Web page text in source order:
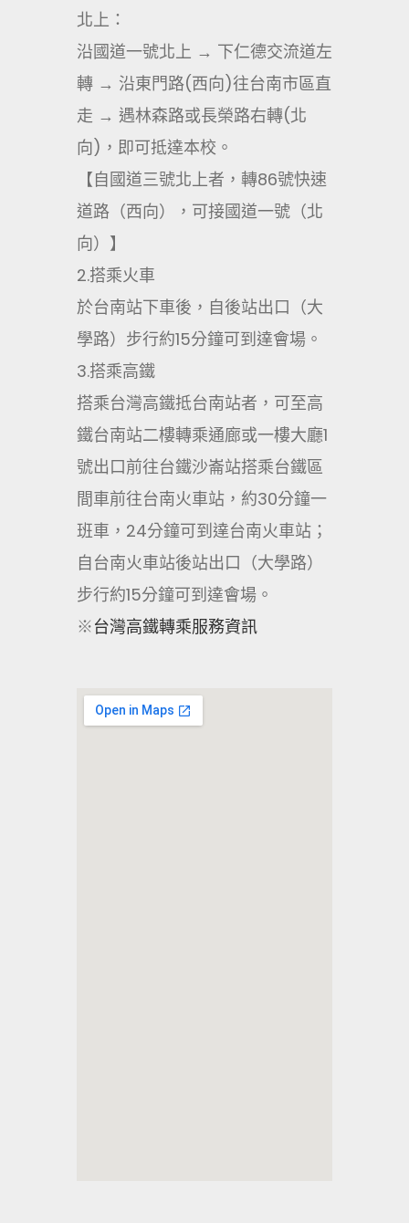
北上：
沿國道一號北上 → 下仁德交流道左
轉 → 沿東門路(西向)往台南市區直
走 → 遇林森路或長榮路右轉(北
向)，即可抵達本校。
【自國道三號北上者，轉86號快速
道路（西向），可接國道一號（北
向）】
2.搭乘火車
於台南站下車後，自後站出口（大
學路）步行約15分鐘可到達會場。
3.搭乘高鐵
搭乘台灣高鐵抵台南站者，可至高
鐵台南站二樓轉乘通廊或一樓大廳1
號出口前往台鐵沙崙站搭乘台鐵區
間車前往台南火車站，約30分鐘一
班車，24分鐘可到達台南火車站；
自台南火車站後站出口（大學路）
步行約15分鐘可到達會場。
※台灣高鐵轉乘服務資訊